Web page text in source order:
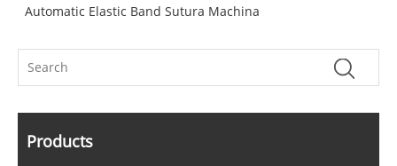
Automatic Elastic Band Sutura Machina
Products